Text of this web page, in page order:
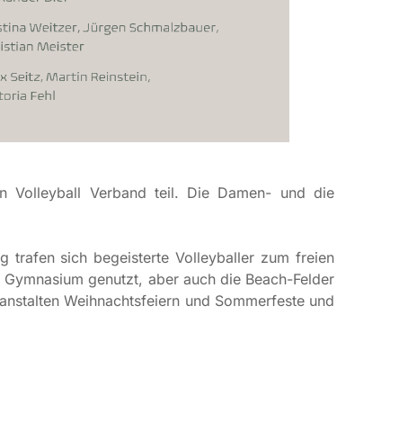
Volleyball Verband teil. Die Damen- und die
trafen sich begeisterte Volleyballer zum freien
genutzt, aber auch die Beach-Felder
Weihnachtsfeiern und Sommerfeste und